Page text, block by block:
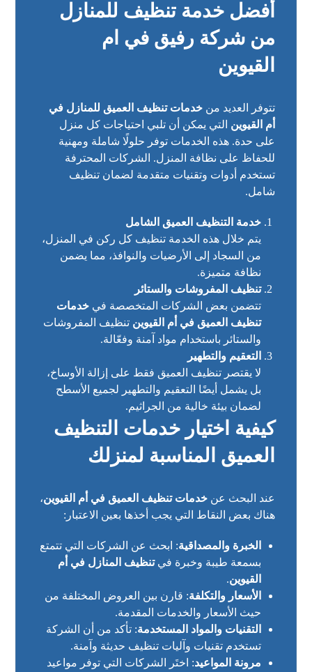
أفضل خدمة تنظيف للمنازل
من شركة رفيق في ام
القيوين
تتوفر العديد منخدمات تنظيف العميق للمنازل في
أم القيوين التي يمكن أن تلبي احتياجات كل منزل
على حدة. هذه الخدمات توفر حلولًا شاملة ومهنية
للحفاظ على نظافة المنزل. الشركات المحترفة
تستخدم أدوات وتقنيات متقدمة لضمان تنظيف
شامل.
خدمة التنظيف العميق الشامل
يتم خلال هذه الخدمة تنظيف كل ركن في المنزل،
من السجاد إلى الأرضيات والنوافذ، مما يضمن
نظافة متميزة.
تنظيف المفروشات والستائر
تتضمن بعض الشركات المتخصصة فيخدمات
تنظيف العميق في أم القيوين تنظيف المفروشات
والستائر باستخدام مواد آمنة وفعّالة.
التعقيم والتطهير
لا يقتصر تنظيف العميق فقط على إزالة الأوساخ،
بل يشمل أيضًا التعقيم والتطهير لجميع الأسطح
لضمان بيئة خالية من الجراثيم.
كيفية اختيار خدمات التنظيف
العميق المناسبة لمنزلك
عند البحث عنخدمات تنظيف العميق في أم القيوين،
هناك بعض النقاط التي يجب أخذها بعين الاعتبار:
الخبرة والمصداقية: ابحث عن الشركات التي تتمتع
بسمعة طيبة وخبرة فيتنظيف المنازل في أم
القيوين.
الأسعار والتكلفة: قارن بين العروض المختلفة من
حيث الأسعار والخدمات المقدمة.
التقنيات والمواد المستخدمة: تأكد من أن الشركة
تستخدم تقنيات وآليات تنظيف حديثة وآمنة.
مرونة المواعيد: اختَر الشركات التي توفر مواعيد